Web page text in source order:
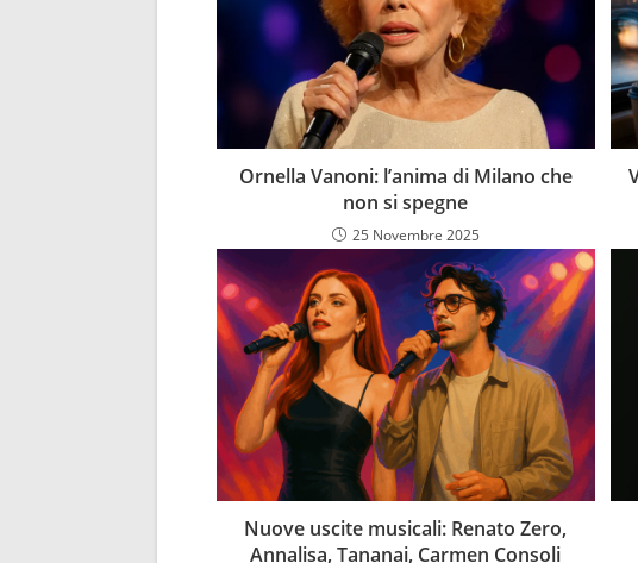
Ornella Vanoni: l’anima di Milano che
non si spegne
25 Novembre 2025
Nuove uscite musicali: Renato Zero,
Annalisa, Tananai, Carmen Consoli